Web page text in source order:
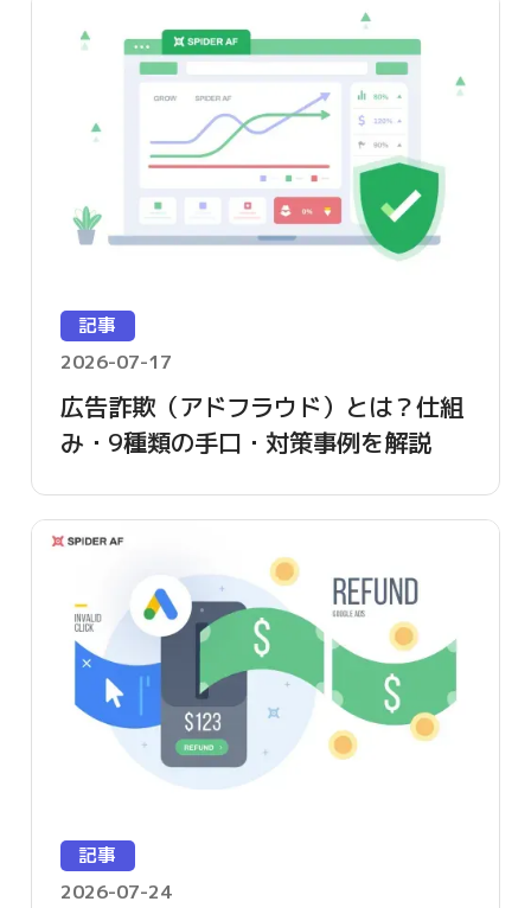
記事
2026-07-17
広告詐欺（アドフラウド）とは？仕組
み・9種類の手口・対策事例を解説
記事
2026-07-24